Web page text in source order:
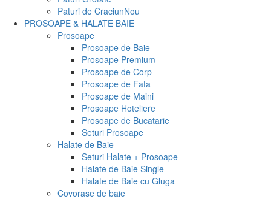
Paturi de CraciunNou
PROSOAPE & HALATE BAIE
Prosoape
Prosoape de Baie
Prosoape Premium
Prosoape de Corp
Prosoape de Fata
Prosoape de Maini
Prosoape Hoteliere
Prosoape de Bucatarie
Seturi Prosoape
Halate de Baie
Seturi Halate + Prosoape
Halate de Baie Single
Halate de Baie cu Gluga
Covorase de baie